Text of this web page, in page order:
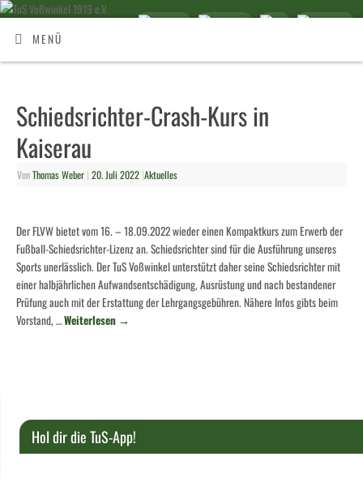
MENÜ
Schiedsrichter-Crash-Kurs in
Kaiserau
VonThomas Weber | 20. Juli 2022 |Aktuelles
Der FLVW bietet vom 16. – 18.09.2022 wieder einen Kompaktkurs zum Erwerb der
Fußball-Schiedsrichter-Lizenz an. Schiedsrichter sind für die Ausführung unseres
Sports unerlässlich. Der TuS Voßwinkel unterstützt daher seine Schiedsrichter mit
einer halbjährlichen Aufwandsentschädigung, Ausrüstung und nach bestandener
Prüfung auch mit der Erstattung der Lehrgangsgebühren. Nähere Infos gibts beim
Vorstand, …Weiterlesen →
Hol dir die TuS-App!